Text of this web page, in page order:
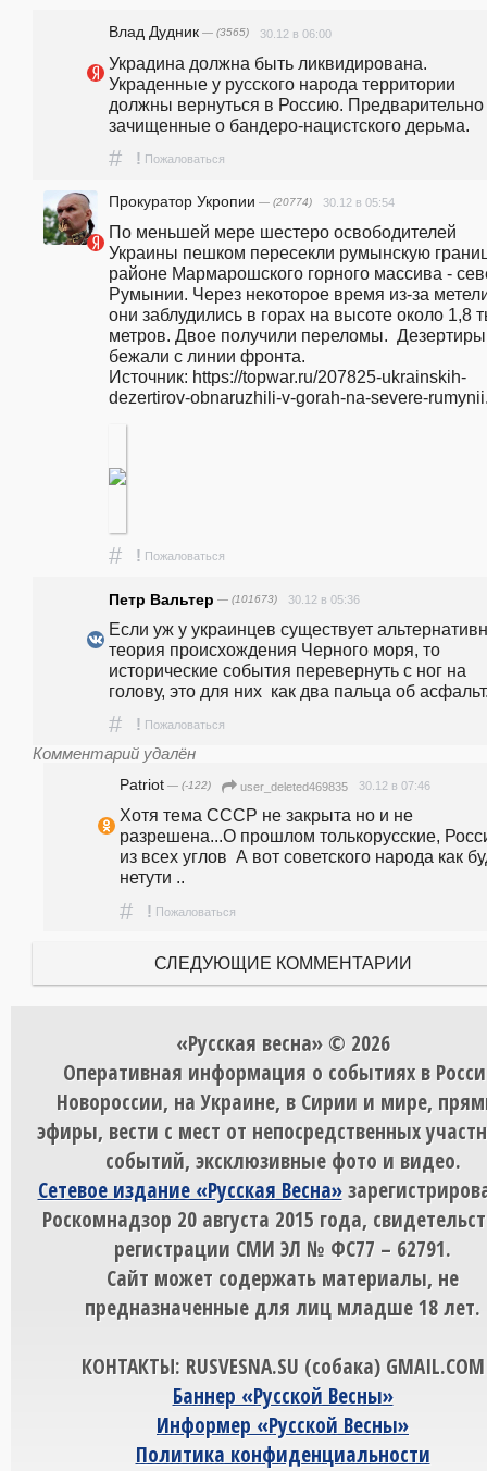
Влад Дудник — (3565) 30.12 в 06:00
Украдина должна быть ликвидирована.
Украденные у русского народа территории
должны вернуться в Россию. Предварительно
зачищенные о бандеро-нацистского дерьма.
# ! Пожаловаться
Прокуратор Укропии — (20774) 30.12 в 05:54
По меньшей мере шестеро освободителей
Украины пешком пересекли румынскую
районе Мармарошского горного массива -
Румынии. Через некоторое время из-за
они заблудились в горах на высоте около 1,8
метров. Двое получили переломы.  Дезертиры
бежали с линии фронта.
Источник: https://topwar.ru/207825-ukrainskih-
dezertirov-obnaruzhili-v-gorah-na-severe-
# ! Пожаловаться
Петр Вальтер — (101673) 30.12 в 05:36
Если уж у украинцев существует
теория происхождения Черного моря, то
исторические события перевернуть с ног на
голову, это для них  как два пальца об
# ! Пожаловаться
Комментарий удалён
Patriot — (-122) user_deleted469835 30.12 в 07:46
Хотя тема СССР не закрыта но и не
разрешена...О прошлом толькорусские,
из всех углов  А вот советского народа как
нетути ..
# ! Пожаловаться
СЛЕДУЮЩИЕ КОММЕНТАРИИ
«Русская весна» © 2026
Оперативная информация о событиях в
Новороссии, на Украине, в Сирии и мире,
эфиры, вести с мест от непосредственных
событий, эксклюзивные фото и видео.
Сетевое издание «Русская Весна»
Роскомнадзор 20 августа 2015 года,
регистрации СМИ ЭЛ № ФС77 – 62791.
Сайт может содержать материалы, не
предназначенные для лиц младше 18 лет.
КОНТАКТЫ: RUSVESNA.SU (собака) GMAIL.COM
Баннер «Русской Весны»
Информер «Русской Весны»
Политика конфиденциальности